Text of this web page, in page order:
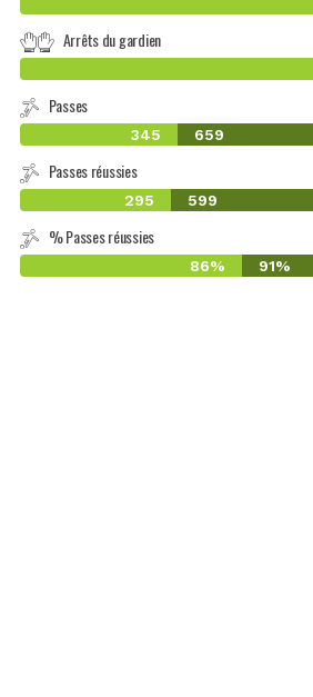
Arrêts du gardien
Passes
345 659
Passes réussies
295 599
% Passes réussies
86% 91%